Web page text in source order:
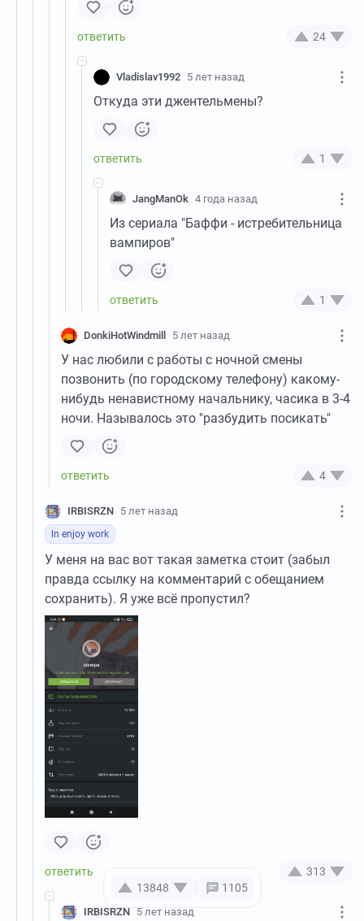
13848 1105
24
Vladislav1992 5 лет назад
Откуда эти джентельмены?
1
JangManOk 4 года назад
Из сериала "Баффи - истребительница
вампиров"
1
DonkiHotWindmill 5 лет назад
У нас любили с работы с ночной смены
позвонить (по городскому телефону) какому-
нибудь ненавистному начальнику, часика в 3-4
ночи. Называлось это "разбудить посикать"
4
IRBISRZN 5 лет назад
ln enjoy work
У меня на вас вот такая заметка стоит (забыл
правда ссылку на комментарий с обещанием
сохранить). Я уже всë пропустил?
313
IRBISRZN 5 лет назад